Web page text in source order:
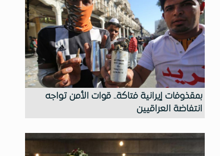
بمقذوفات إيرانية فتاكة.. قوات الأمن تواجه
انتفاضة العراقيين